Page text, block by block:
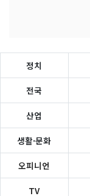
정치
전국
산업
생활·문화
오피니언
TV